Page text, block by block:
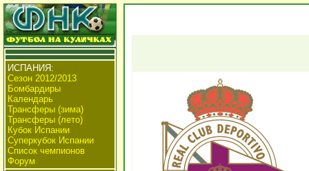
ИСПАНИЯ:
Сезон 2012/2013
Бомбардиры
Календарь
Трансферы (зима)
Трансферы (лето)
Кубок Испании
Суперкубок Испании
Список чемпионов
Форум